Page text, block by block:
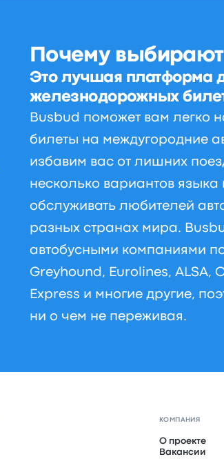
Почему
Это лучшая платформа
железнодорожных
Busbud поможет вам легко
билеты на междугородние
избавим вас от лишних
несколько вариантов
обслуживать любителей
разных странах мира.
автобусными компаниями
Greyhound, Eurolines, ALSA,
Express и многие другие,
ни о чем не переживая.
КОМПАНИЯ
О проекте
Вакансии